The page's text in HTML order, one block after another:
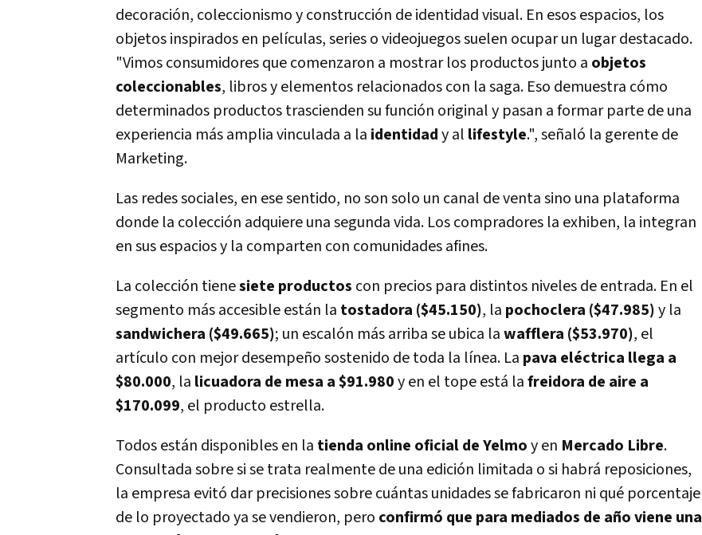
decoración, coleccionismo y construcción de identidad visual. En esos espacios, los
objetos inspirados en películas, series o videojuegos suelen ocupar un lugar destacado.
"Vimos consumidores que comenzaron a mostrar los productos junto a objetos
coleccionables, libros y elementos relacionados con la saga. Eso demuestra cómo
determinados productos trascienden su función original y pasan a formar parte de una
experiencia más amplia vinculada a la identidady al lifestyle.", señaló la gerente de
Marketing.
Las redes sociales, en ese sentido, no son solo un canal de venta sino una plataforma
donde la colección adquiere una segunda vida. Los compradores la exhiben, la integran
en sus espacios y la comparten con comunidades afines.
La colección tienesiete productos con precios para distintos niveles de entrada. En el
segmento más accesible están la tostadora ($45.150), la pochoclera ($47.985)y la
sandwichera ($49.665); un escalón más arriba se ubica lawafflera ($53.970), el
artículo con mejor desempeño sostenido de toda la línea. La pava eléctrica llega a
$80.000, la licuadora de mesa a $91.980y en el tope está lafreidora de aire a
$170.099, el producto estrella.
Todos están disponibles en la tienda online oficial de Yelmoy en Mercado Libre.
Consultada sobre si se trata realmente de una edición limitada o si habrá reposiciones,
la empresa evitó dar precisiones sobre cuántas unidades se fabricaron ni qué porcentaje
de lo proyectado ya se vendieron, pero confirmó que para mediados de año viene una